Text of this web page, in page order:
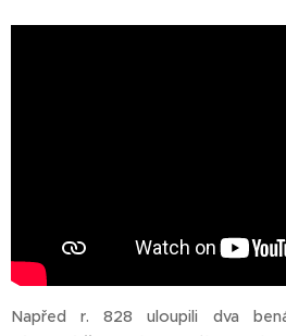
Napřed r. 828 uloupili dva